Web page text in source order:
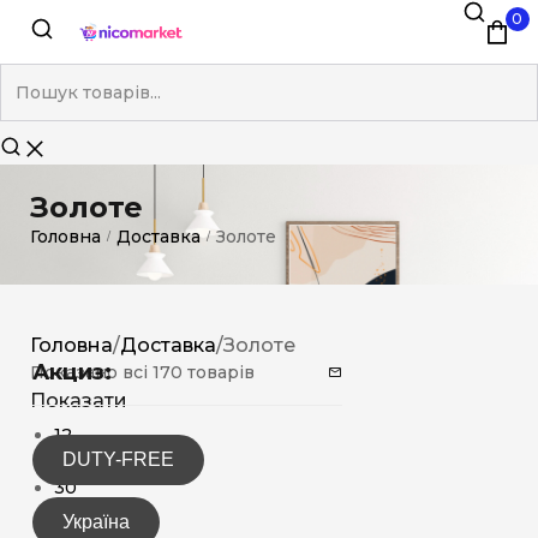
0
Золоте
Головна / Доставка / Золоте
Акциз:
DUTY-FREE
Україна
Головна/Доставка/Золоте
Показано всі 170 товарів
Показати
12
15
30